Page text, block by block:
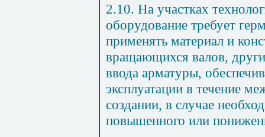
2.10. На участках
оборудование требует
применять материал и
вращающихся валов,
ввода арматуры,
эксплуатации в течение
создании, в случае
повышенного или